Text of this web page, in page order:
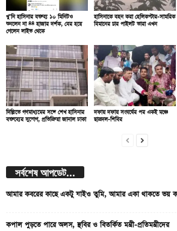
খু’নি হাসিনার বক্তব্য ১০ মিনিটও
শুনলেন না ৪৪ হাজার দর্শক, বের হয়ে
গেলেন লাইভ থেকে
হাসিনাকে বহন করা হেলিকপ্টার-সামরিক
বিমানের চার পাইলট তারা এখন
দিল্লিতে গণমাধ্যমের সঙ্গে শেখ হাসিনার
বক্তব্যের সুযোগ, প্রতিক্রিয়া জানাল ঢাকা
দফায় দফায় সংঘর্ষের পর একই মঞ্চে
ছাত্রদল-শিবির
সর্বশেষ আপডেট...
আমার কবরের কাছে একটু যাইও তুমি, আমার একা থাকতে ভয়
কপাল পুড়তে পারে অলস, স্থবির ও বিতর্কিত মন্ত্রী-প্রতিমন্ত্রীদের